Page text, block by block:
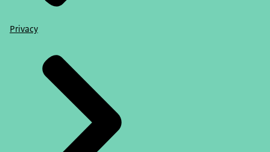
Privacy